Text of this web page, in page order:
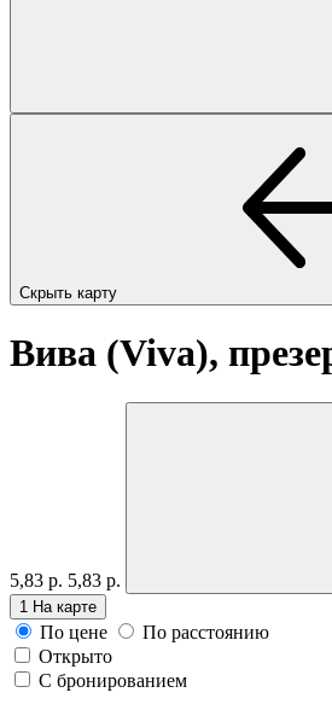
Скрыть карту
Вива (Viva),
5,83 р. 5,83 р.
1 На карте
По цене
По расстоянию
Открыто
С бронированием